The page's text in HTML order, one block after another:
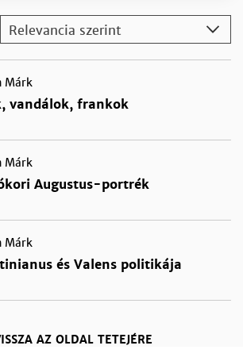
Relevancia szerint
Márk
vandálok, frankok
Márk
Augustus-portrék
Márk
és Valens politikája
AZ OLDAL TETEJÉRE